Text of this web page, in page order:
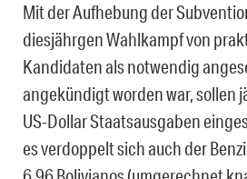
Mit der Aufhebung der
diesjährgen Wahlkampf von
Kandidaten als notwendig
angekündigt worden war, sollen
US-Dollar Staatsausgaben
es verdoppelt sich auch der